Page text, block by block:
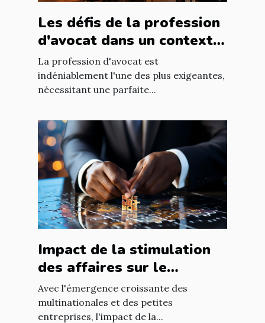
Les défis de la profession
d'avocat dans un contexte
international à Nantes
La profession d'avocat est
indéniablement l'une des plus exigeantes,
nécessitant une parfaite...
Impact de la stimulation
des affaires sur le
développement
économique mondial
Avec l'émergence croissante des
multinationales et des petites
entreprises, l'impact de la...